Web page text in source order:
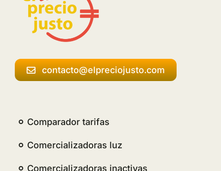
contacto@elpreciojusto.com
Comparador tarifas
Comercializadoras luz
Comercializadoras inactivas